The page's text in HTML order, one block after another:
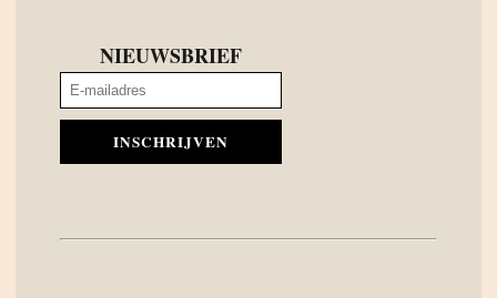
NIEUWSBRIEF
INSCHRIJVEN